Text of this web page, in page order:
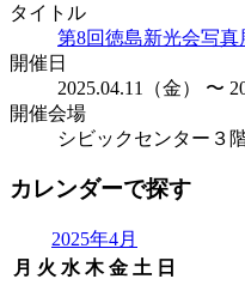
タイトル
第8回徳島新光会写真
開催日
2025.04.11（金） 〜
開催会場
シビックセンター３
カレンダーで探す
2025年4月
月 火 水 木 金 土 日